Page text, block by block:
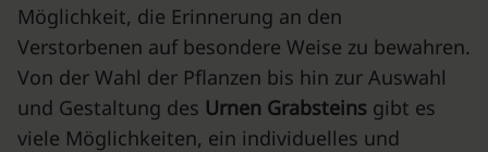
Möglichkeit, die Erinnerung an den
Verstorbenen auf besondere Weise zu bewahren.
Von der Wahl der Pflanzen bis hin zur Auswahl
und Gestaltung des Urnen Grabsteins gibt es
viele Möglichkeiten, ein individuelles und